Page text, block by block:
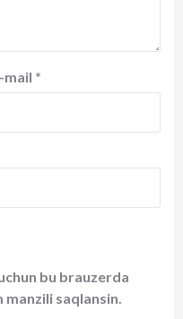
mail *
bu brauzerda
manzili saqlansin.